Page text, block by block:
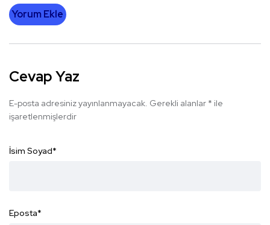
Yorum Ekle
Cevap Yaz
E-posta adresiniz yayınlanmayacak. Gerekli alanlar * ile
işaretlenmişlerdir
İsim Soyad*
Eposta*